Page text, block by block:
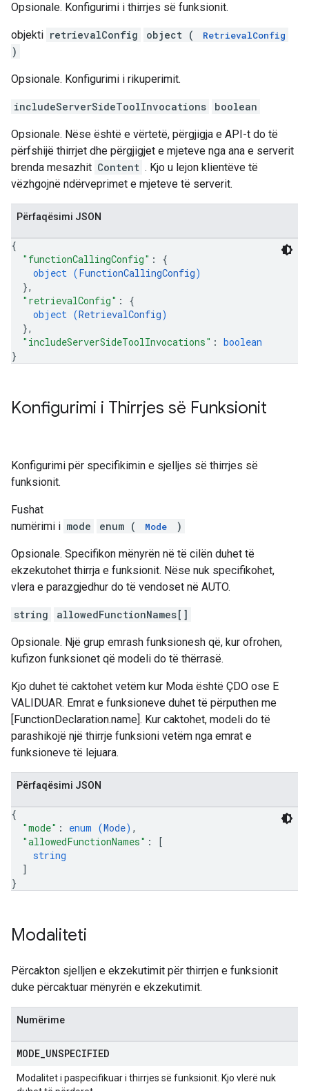
Opsionale. Konfigurimi i thirrjes së funksionit.
objekti retrievalConfig object ( RetrievalConfig
)
Opsionale. Konfigurimi i rikuperimit.
includeServerSideToolInvocations boolean
Opsionale. Nëse është e vërtetë, përgjigja e API-t do të
përfshijë thirrjet dhe përgjigjet e mjeteve nga ana e serverit
brenda mesazhit Content . Kjo u lejon klientëve të
vëzhgojnë ndërveprimet e mjeteve të serverit.
Përfaqësimi JSON
{
"functionCallingConfig" : {
object (FunctionCallingConfig)
},
"retrievalConfig" : {
object (RetrievalConfig)
},
"includeServerSideToolInvocations" : boolean
}
Konfigurimi i Thirrjes së Funksionit
Konfigurimi për specifikimin e sjelljes së thirrjes së
funksionit.
Fushat
numërimi i mode enum ( Mode )
Opsionale. Specifikon mënyrën në të cilën duhet të
ekzekutohet thirrja e funksionit. Nëse nuk specifikohet,
vlera e parazgjedhur do të vendoset në AUTO.
string allowedFunctionNames[]
Opsionale. Një grup emrash funksionesh që, kur ofrohen,
kufizon funksionet që modeli do të thërrasë.
Kjo duhet të caktohet vetëm kur Moda është ÇDO ose E
VALIDUAR. Emrat e funksioneve duhet të përputhen me
[FunctionDeclaration.name]. Kur caktohet, modeli do të
parashikojë një thirrje funksioni vetëm nga emrat e
funksioneve të lejuara.
Përfaqësimi JSON
{
"mode" : enum (Mode) ,
"allowedFunctionNames" :
[
string
]
}
Modaliteti
Përcakton sjelljen e ekzekutimit për thirrjen e funksionit
duke përcaktuar mënyrën e ekzekutimit.
Numërime
MODE UNSPECIFIED
Modalitet i paspecifikuar i thirrjes së funksionit. Kjo vlerë nuk